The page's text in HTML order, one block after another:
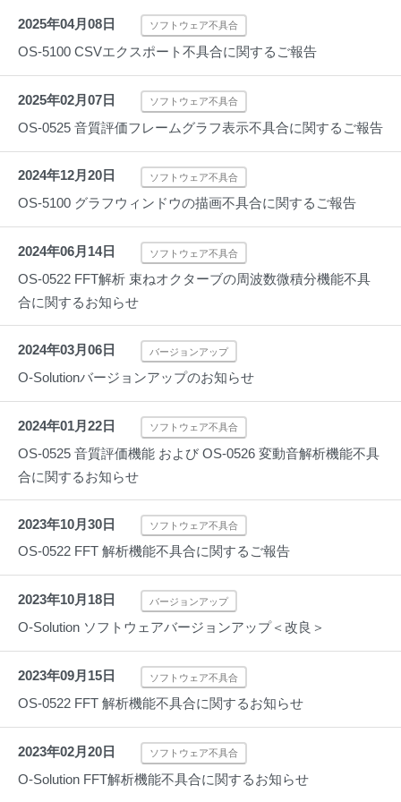
2025年04月08日 ソフトウェア不具合
OS-5100 CSVエクスポート不具合に関するご報告
2025年02月07日 ソフトウェア不具合
OS-0525 音質評価フレームグラフ表示不具合に関するご報告
2024年12月20日 ソフトウェア不具合
OS-5100 グラフウィンドウの描画不具合に関するご報告
2024年06月14日 ソフトウェア不具合
OS-0522 FFT解析 束ねオクターブの周波数微積分機能不具
合に関するお知らせ
2024年03月06日 バージョンアップ
O-Solutionバージョンアップのお知らせ
2024年01月22日 ソフトウェア不具合
OS-0525 音質評価機能 および OS-0526 変動音解析機能不具
合に関するお知らせ
2023年10月30日 ソフトウェア不具合
OS-0522 FFT 解析機能不具合に関するご報告
2023年10月18日 バージョンアップ
O-Solution ソフトウェアバージョンアップ＜改良＞
2023年09月15日 ソフトウェア不具合
OS-0522 FFT 解析機能不具合に関するお知らせ
2023年02月20日 ソフトウェア不具合
O-Solution FFT解析機能不具合に関するお知らせ